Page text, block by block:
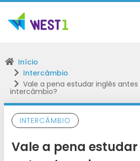
Início
Intercâmbio
Vale a pena estudar inglês
intercâmbio?
INTERCÂMBIO
Vale a pena